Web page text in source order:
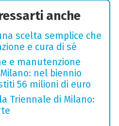
anche
scelta semplice che
e cura di sé
e manutenzione
nel biennio
56 milioni di euro
Triennale di Milano: